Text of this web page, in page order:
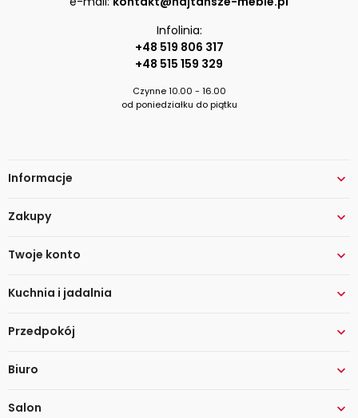
Infolinia:
+48 519 806 317
+48 515 159 329
Czynne 10.00 - 16.00
od poniedziałku do piątku
Informacje 
Zakupy 
Twoje konto 
Kuchnia i jadalnia 
Przedpokój 
Biuro 
Salon 